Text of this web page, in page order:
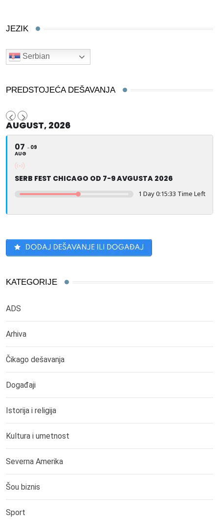
JEZIK
Serbian
PREDSTOJEĆA DEŠAVANJA
AUGUST, 2026
07
AUG
09
SERB FEST CHICAGO OD 7-9 AVGUSTA 2026
1 Day 0:15:32 Time Left
KATEGORIJE
ADS
Arhiva
Čikago dešavanja
Događaji
Istorija i religija
Kultura i umetnost
Severna Amerika
Šou biznis
Sport